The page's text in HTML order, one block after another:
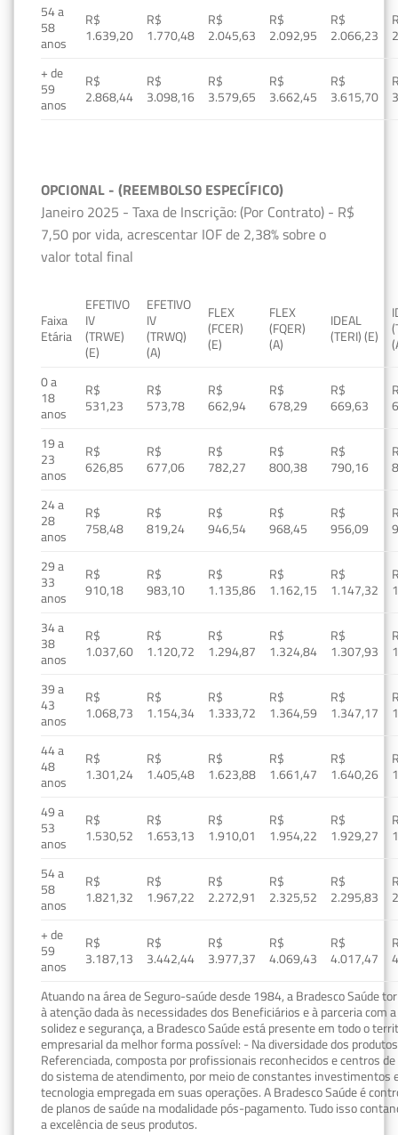
54 a
58
anos
R$
1.639,20
R$
1.770,48
R$
2.045,63
R$
2.092,95
R$
2.066,23
+ de
59
anos
R$
2.868,44
R$
3.098,16
R$
3.579,65
R$
3.662,45
R$
3.615,70
OPCIONAL - (REEMBOLSO ESPECÍFICO)
Janeiro 2025 - Taxa de Inscrição: (Por Contrato) - R$
7,50 por vida, acrescentar IOF de 2,38% sobre o
valor total final
Faixa
Etária
EFETIVO
IV
(TRWE)
(E)
EFETIVO
IV
(TRWQ)
(A)
FLEX
(FCER)
(E)
FLEX
(FQER)
(A)
IDEAL
(TERI) (E)
0 a
18
anos
R$
531,23
R$
573,78
R$
662,94
R$
678,29
R$
669,63
19 a
23
anos
R$
626,85
R$
677,06
R$
782,27
R$
800,38
R$
790,16
24 a
28
anos
R$
758,48
R$
819,24
R$
946,54
R$
968,45
R$
956,09
29 a
33
anos
R$
910,18
R$
983,10
R$
1.135,86
R$
1.162,15
R$
1.147,32
34 a
38
anos
R$
1.037,60
R$
1.120,72
R$
1.294,87
R$
1.324,84
R$
1.307,93
39 a
43
anos
R$
1.068,73
R$
1.154,34
R$
1.333,72
R$
1.364,59
R$
1.347,17
44 a
48
anos
R$
1.301,24
R$
1.405,48
R$
1.623,88
R$
1.661,47
R$
1.640,26
49 a
53
anos
R$
1.530,52
R$
1.653,13
R$
1.910,01
R$
1.954,22
R$
1.929,27
54 a
58
anos
R$
1.821,32
R$
1.967,22
R$
2.272,91
R$
2.325,52
R$
2.295,83
+ de
59
anos
R$
3.187,13
R$
3.442,44
R$
3.977,37
R$
4.069,43
R$
4.017,47
Atuando na área de Seguro-saúde desde 1984, a Bradesco Saúde
à atenção dada às necessidades dos Beneficiários e à parceria com
solidez e segurança, a Bradesco Saúde está presente em todo o
empresarial da melhor forma possível: - Na diversidade dos
Referenciada, composta por profissionais reconhecidos e centros
do sistema de atendimento, por meio de constantes investimentos
tecnologia empregada em suas operações. A Bradesco Saúde é
de planos de saúde na modalidade pós-pagamento. Tudo isso
a excelência de seus produtos.